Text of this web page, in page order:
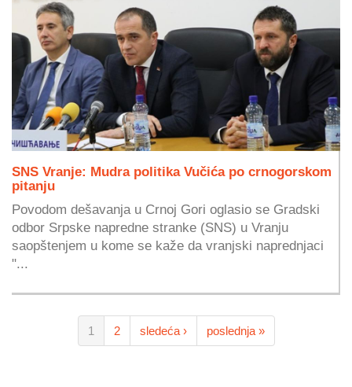
SNS Vranje: Mudra politika Vučića po crnogorskom
pitanju
Povodom dešavanja u Crnoj Gori oglasio se Gradski
odbor Srpske napredne stranke (SNS) u Vranju
saopštenjem u kome se kaže da vranjski naprednjaci
"...
1 2 sledeća › poslednja »